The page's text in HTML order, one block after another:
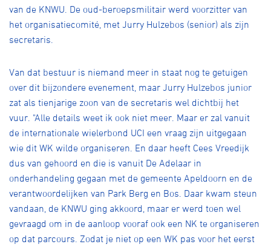
van de KNWU. De oud-beroepsmilitair werd voorzitter van
het organisatiecomité, met Jurry Hulzebos (senior) als zijn
secretaris.
Van dat bestuur is niemand meer in staat nog te getuigen
over dit bijzondere evenement, maar Jurry Hulzebos junior
zat als tienjarige zoon van de secretaris wel dichtbij het
vuur. "Alle details weet ik ook niet meer. Maar er zal vanuit
de internationale wielerbond UCI een vraag zijn uitgegaan
wie dit WK wilde organiseren. En daar heeft Cees Vreedijk
dus van gehoord en die is vanuit De Adelaar in
onderhandeling gegaan met de gemeente Apeldoorn en de
verantwoordelijken van Park Berg en Bos. Daar kwam steun
vandaan, de KNWU ging akkoord, maar er werd toen wel
gevraagd om in de aanloop vooraf ook een NK te organiseren
op dat parcours. Zodat je niet op een WK pas voor het eerst